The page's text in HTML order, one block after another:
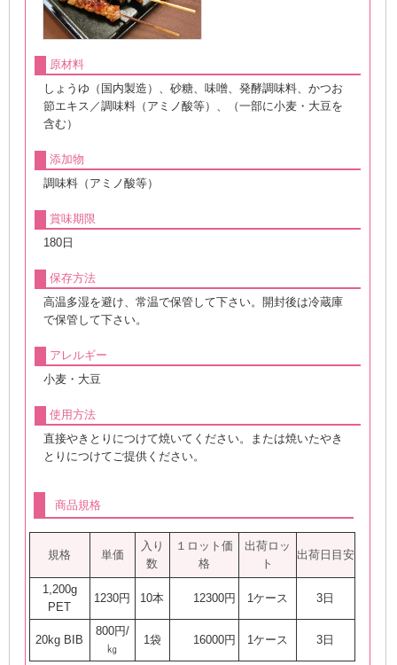
原材料
しょうゆ（国内製造）、砂糖、味噌、発酵調味料、かつお
節エキス／調味料（アミノ酸等）、（一部に小麦・大豆を
含む）
添加物
調味料（アミノ酸等）
賞味期限
180日
保存方法
高温多湿を避け、常温で保管して下さい。開封後は冷蔵庫
で保管して下さい。
アレルギー
小麦・大豆
使用方法
直接やきとりにつけて焼いてください。または焼いたやき
とりにつけてご提供ください。
商品規格
規格 単価
入り
数
１ロット価
格
出荷ロッ
ト
出荷日目安
1,200g
PET
1230円 10本 12300円 1ケース 3日
20kg BIB
800円/
㎏
1袋 16000円 1ケース 3日